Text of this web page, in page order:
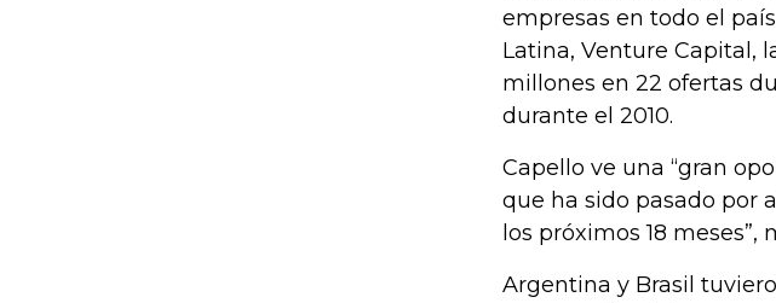
empresas en todo el
Latina, Venture Capital,
millones en 22 ofertas
durante el 2010.
Capello ve una “gran
que ha sido pasado por
los próximos 18
Argentina y Brasil